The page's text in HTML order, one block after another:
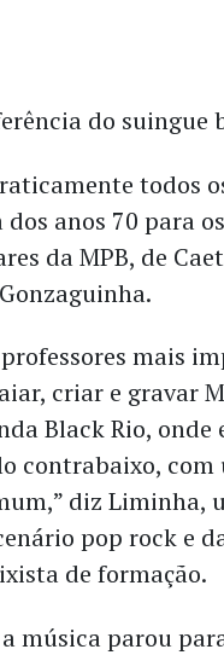
do suingue
todos
anos 70 para
da MPB, de
mais
criar e gravar
Black Rio, onde
contrabaixo,
diz Liminha,
pop rock e
de formação.
música parou